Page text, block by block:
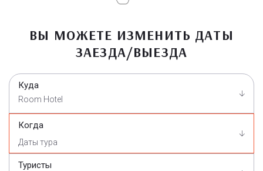
ВЫ МОЖЕТЕ ИЗМЕНИТЬ ДАТЫ
ЗАЕЗДА/ВЫЕЗДА
Куда
Room Hotel
Когда
Туристы